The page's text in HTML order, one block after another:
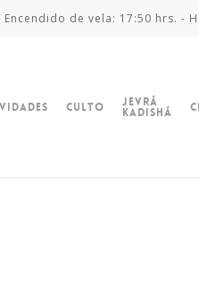
Encendido de vela: 17:50 hrs. -
Culto Jevrá
Kadishá